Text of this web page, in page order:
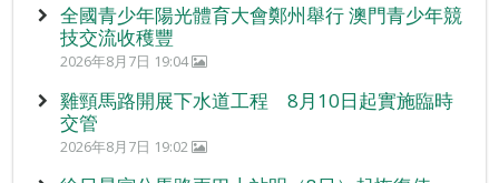
全國青少年陽光體育大會鄭州舉行 澳門青少年競
技交流收穫豐
2026年8月7日 19:04
雞頸馬路開展下水道工程 8月10日起實施臨時
交管
2026年8月7日 19:02